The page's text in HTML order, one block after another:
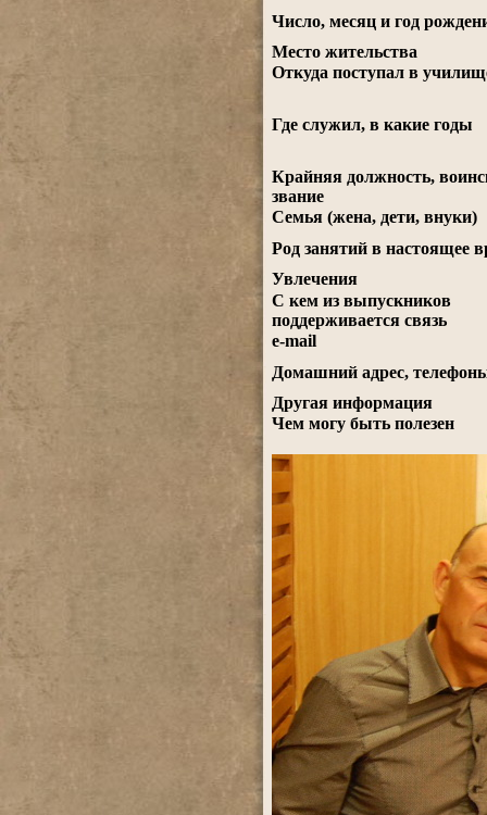
Число, месяц и год
Место жительства
Откуда поступал в
Где служил, в какие годы
Крайняя должность,
звание
Семья (жена, дети, внуки)
Род занятий в настоящее
Увлечения
С кем из выпускников
поддерживается связь
e-mail
Домашний адрес,
Другая информация
Чем могу быть полезен